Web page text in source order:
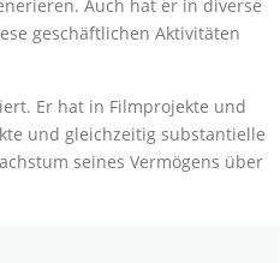
Auch hat er in diverse
geschäftlichen Aktivitäten
Er hat in Filmprojekte und
und gleichzeitig substantielle
seines Vermögens über